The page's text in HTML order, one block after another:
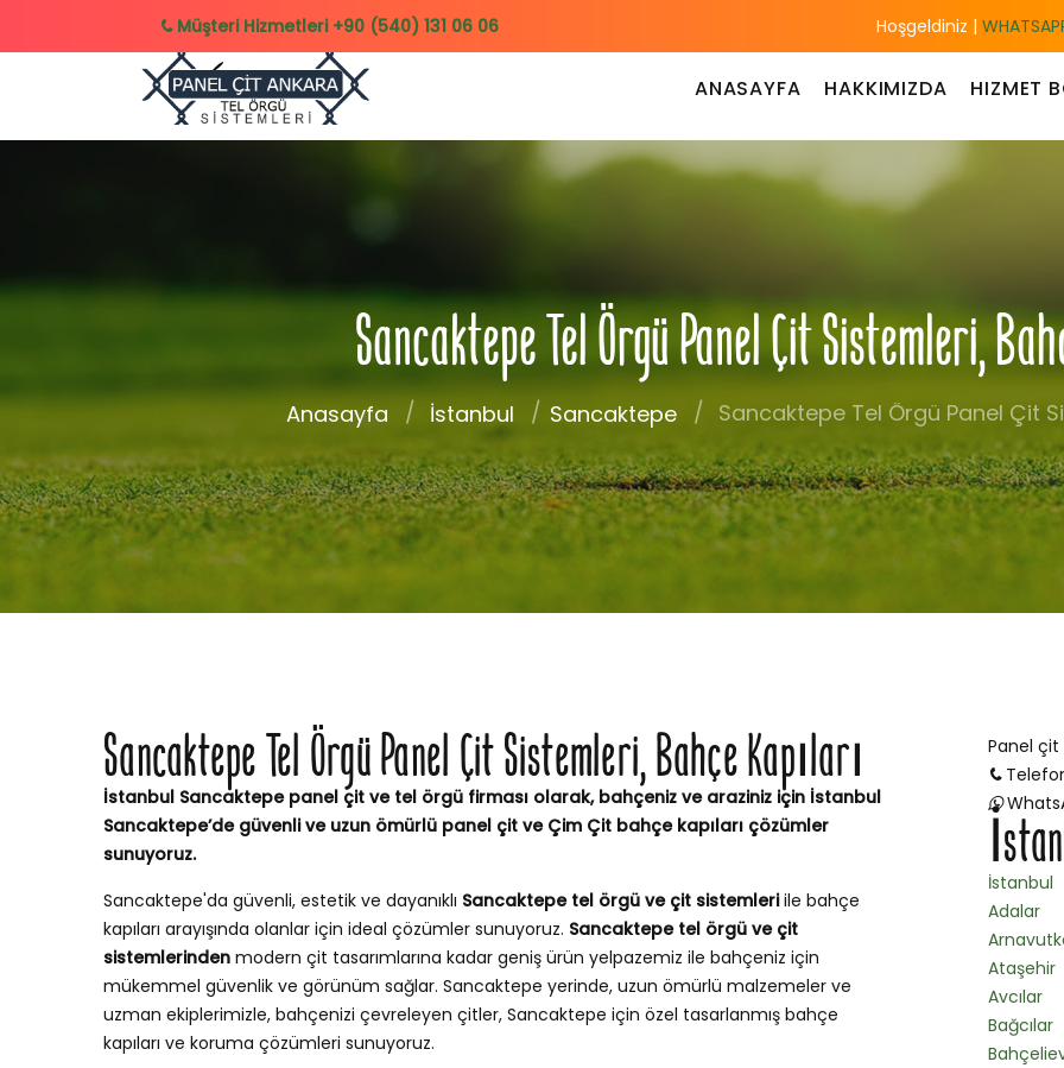
Müşteri Hizmetleri +90 (540) 131 06 06 Hoşgeldiniz |
ANASAYFA HAKKIMIZDA HIZMET
Sancaktepe Tel Örgü Panel Çit Sistemleri,
Anasayfa İstanbul Sancaktepe Sancaktepe Tel Örgü Panel Çit
Panel çit
İstanbul
Adalar
Ataşehir
Avcılar
Bağcılar
Sancaktepe Tel Örgü Panel Çit Sistemleri, Bahçe Kapıları
İstanbul Sancaktepe panel çit ve tel örgü firması olarak, bahçeniz ve araziniz için İstanbul
Sancaktepe’de güvenli ve uzun ömürlü panel çit ve Çim Çit bahçe kapıları çözümler
sunuyoruz.
Sancaktepe'da güvenli, estetik ve dayanıklı Sancaktepe tel örgü ve çit sistemleriile bahçe
kapıları arayışında olanlar için ideal çözümler sunuyoruz. Sancaktepe tel örgü ve çit
sistemlerinden modern çit tasarımlarına kadar geniş ürün yelpazemiz ile bahçeniz için
mükemmel güvenlik ve görünüm sağlar. Sancaktepe yerinde, uzun ömürlü malzemeler ve
uzman ekiplerimizle, bahçenizi çevreleyen çitler, Sancaktepe için özel tasarlanmış bahçe
kapıları ve koruma çözümleri sunuyoruz.